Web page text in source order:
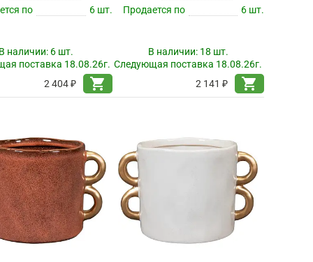
по
6 шт.
наличии: 6 шт.
поставка 18.08.26г.
2 404 ₽
shopping_cart
Продается по
6 шт.
В наличии: 18 шт.
Следующая поставка 18.08.26г.
2 141 ₽
shopping_cart